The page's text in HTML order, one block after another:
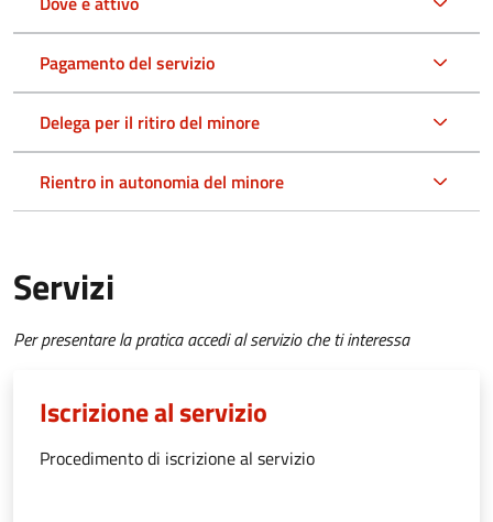
Pagamento del servizio
Delega per il ritiro del minore
Rientro in autonomia del minore
Servizi
Per presentare la pratica accedi al servizio che ti interessa
Iscrizione al servizio
Procedimento di iscrizione al servizio